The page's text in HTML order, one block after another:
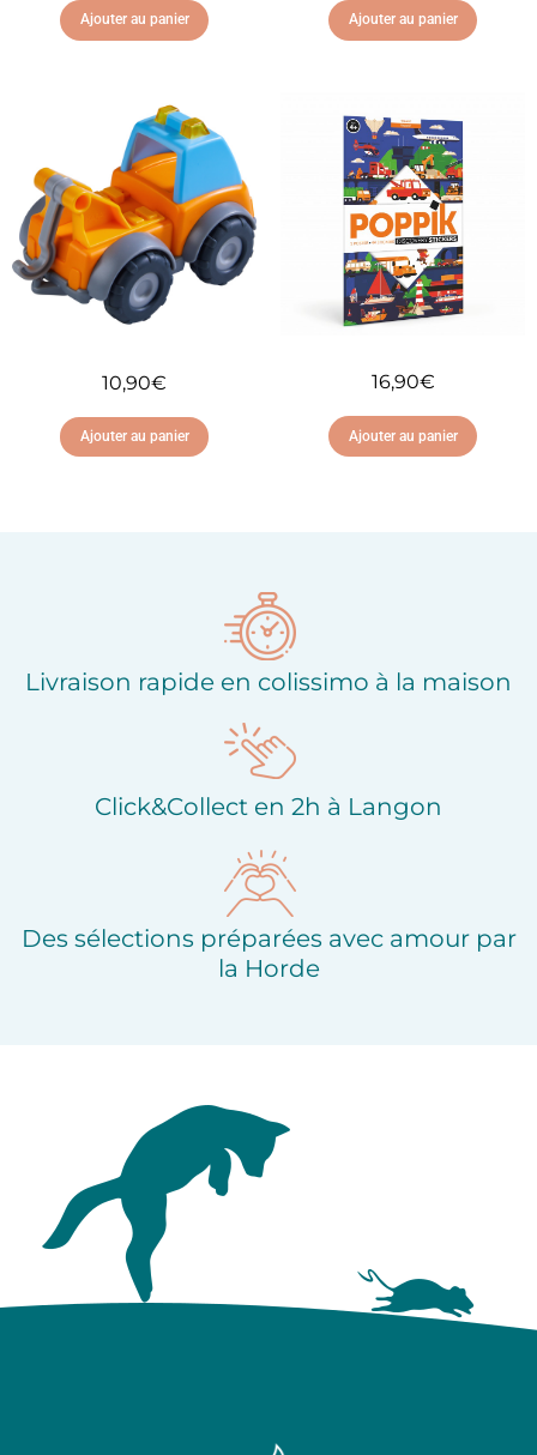
Ajouter au panier
Ajouter à ma liste
d'envies
Ajouter au panier
Ajouter à ma liste
d'envies
10,90€
Ajouter au panier
16,90€
Ajouter au panier
Livraison rapide en colissimo à la maison
Click&Collect en 2h à Langon
Des sélections préparées avec amour par
la Horde